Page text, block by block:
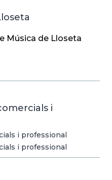
Música de Lloseta
i
i professional
i professional